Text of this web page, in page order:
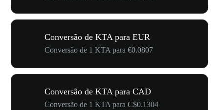
Conversão de KTA para EUR
Conversão de 1 KTA para €0.0807
Conversão de KTA para CAD
Conversão de 1 KTA para C$0.1304